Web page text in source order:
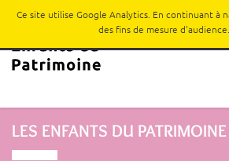
LES ENFANTS DU PATRIMOINE
Ce site utilise Google Analytics. En continuant à
des fins de mesure d'audience.